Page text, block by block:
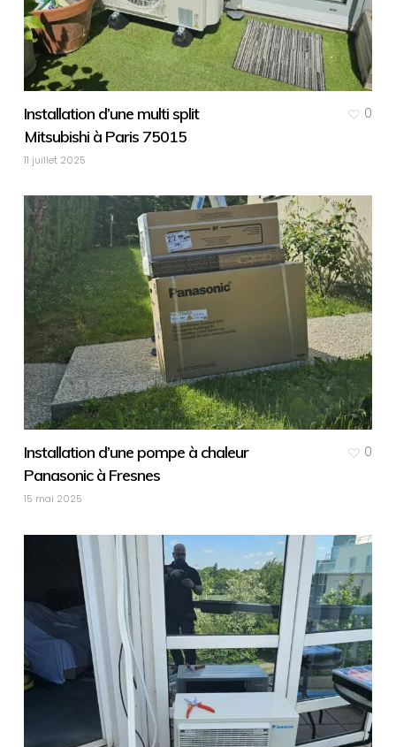
Installation d’une multi split
Mitsubishi à Paris 75015
11 juillet 2025
0
Installation d’une pompe à chaleur
Panasonic à Fresnes
15 mai 2025
0